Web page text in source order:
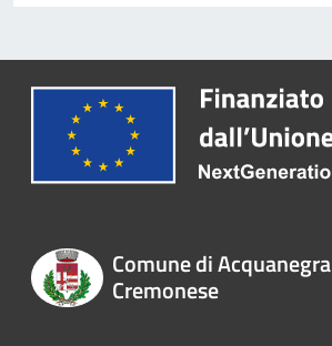
Comune di Acquanegra
Cremonese